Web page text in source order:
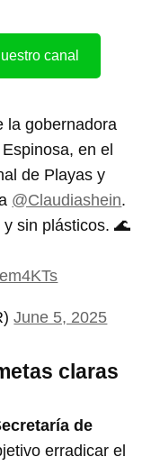
canal
la gobernadora
en el
de Playas y
@Claudiashein.
sin plásticos. 🌊
June 5, 2025
claras
de
erradicar el